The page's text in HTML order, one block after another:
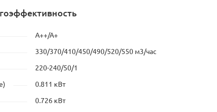
А++/А+
330/370/410/450/490/520/550 м3/час
220-240/50/1
0.811 кВт
0.726 кВт